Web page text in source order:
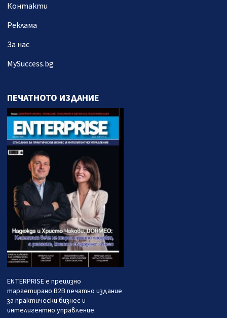
Контакти
Реклама
За нас
MySuccess.bg
ПЕЧАТНОТО ИЗДАНИЕ
ENTERPRISE е прецизно
таргетирано B2B печатно издание
за практически бизнес и
интелигентно управление.